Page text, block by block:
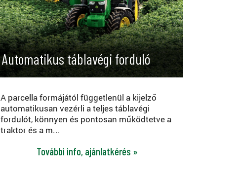
Automatikus táblavégi forduló
A parcella formájától függetlenül a kijelző
automatikusan vezérli a teljes táblavégi
fordulót, könnyen és pontosan működtetve a
traktor és a m...
További info, ajánlatkérés »